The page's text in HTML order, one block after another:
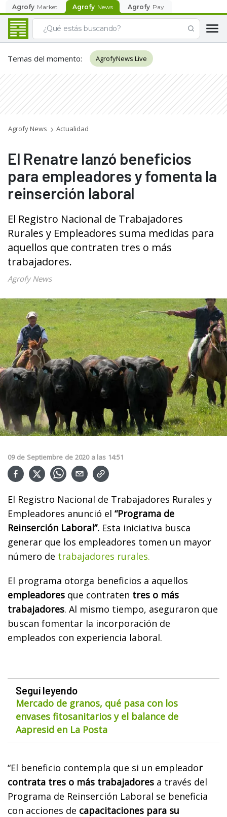
Agrofy Market Agrofy News Agrofy Pay
Temas del momento: AgrofyNews Live
Agrofy News Actualidad
El Renatre lanzó beneficios
para empleadores y fomenta la
reinserción laboral
El Registro Nacional de Trabajadores
Rurales y Empleadores suma medidas para
aquellos que contraten tres o más
trabajadores.
Agrofy News
09 de Septiembre de 2020 a las 14:51
El Registro Nacional de Trabajadores Rurales y
Empleadores anunció el “Programa de
Reinserción Laboral”. Esta iniciativa busca
generar que los empleadores tomen un mayor
número de trabajadores rurales.
El programa otorga beneficios a aquellos
empleadores que contraten tres o más
trabajadores. Al mismo tiempo, aseguraron que
buscan fomentar la incorporación de
empleados con experiencia laboral.
Seguí leyendo
Mercado de granos, qué pasa con los
envases fitosanitarios y el balance de
Aapresid en La Posta
“El beneficio contempla que si un empleador
contrata tres o más trabajadores a través del
Programa de Reinserción Laboral se beneficia
con acciones de capacitaciones para su